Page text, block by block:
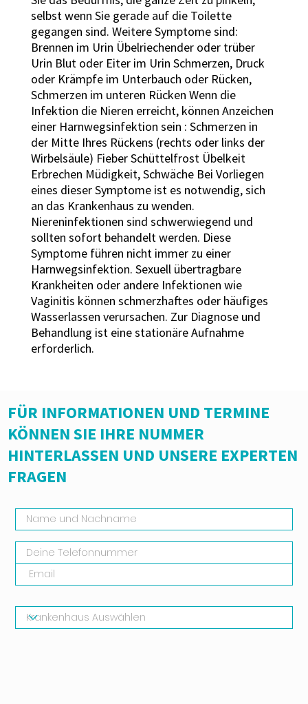
selbst wenn Sie gerade auf die Toilette
gegangen sind. Weitere Symptome sind:
Brennen im Urin Übelriechender oder trüber
Urin Blut oder Eiter im Urin Schmerzen, Druck
oder Krämpfe im Unterbauch oder Rücken,
Schmerzen im unteren Rücken Wenn die
Infektion die Nieren erreicht, können Anzeichen
einer Harnwegsinfektion sein : Schmerzen in
der Mitte Ihres Rückens (rechts oder links der
Wirbelsäule) Fieber Schüttelfrost Übelkeit
Erbrechen Müdigkeit, Schwäche Bei Vorliegen
eines dieser Symptome ist es notwendig, sich
an das Krankenhaus zu wenden.
Niereninfektionen sind schwerwiegend und
sollten sofort behandelt werden. Diese
Symptome führen nicht immer zu einer
Harnwegsinfektion. Sexuell übertragbare
Krankheiten oder andere Infektionen wie
Vaginitis können schmerzhaftes oder häufiges
Wasserlassen verursachen. Zur Diagnose und
Behandlung ist eine stationäre Aufnahme
erforderlich.
FÜR INFORMATIONEN UND TERMINE
KÖNNEN SIE IHRE NUMMER
HINTERLASSEN UND UNSERE EXPERTEN
FRAGEN